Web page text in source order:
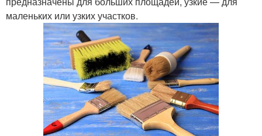
маленьких или узких участков.